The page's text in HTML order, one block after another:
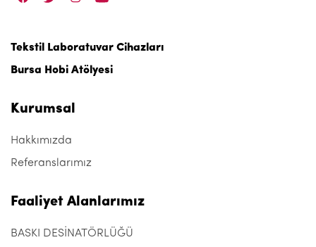
Tekstil Laboratuvar Cihazları
Bursa Hobi Atölyesi
Kurumsal
Hakkımızda
Referanslarımız
Faaliyet Alanlarımız
BASKI DESİNATÖRLÜĞÜ